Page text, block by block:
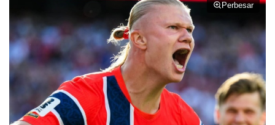
Perbesar